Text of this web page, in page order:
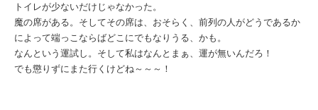
トイレが少ないだけじゃなかった。
魔の席がある。そしてその席は、おそらく、前列の人がどうであるか
によって端っこならばどこにでもなりうる、かも。
なんという運試し。そして私はなんとまぁ、運が無いんだろ！
でも懲りずにまた行くけどね～～～！